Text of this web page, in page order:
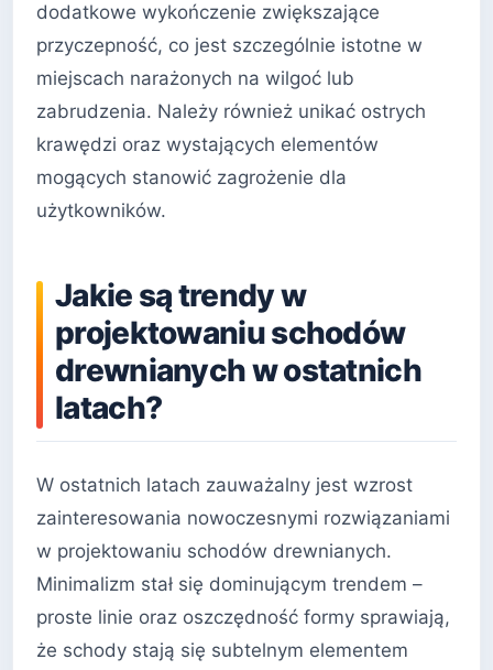
dodatkowe wykończenie zwiększające
przyczepność, co jest szczególnie istotne w
miejscach narażonych na wilgoć lub
zabrudzenia. Należy również unikać ostrych
krawędzi oraz wystających elementów
mogących stanowić zagrożenie dla
użytkowników.
Jakie są trendy w
projektowaniu schodów
drewnianych w ostatnich
latach?
W ostatnich latach zauważalny jest wzrost
zainteresowania nowoczesnymi rozwiązaniami
w projektowaniu schodów drewnianych.
Minimalizm stał się dominującym trendem –
proste linie oraz oszczędność formy sprawiają,
że schody stają się subtelnym elementem